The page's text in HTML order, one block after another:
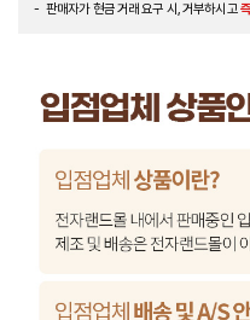
판매자가 현금 거래 요구 시, 거부하시고